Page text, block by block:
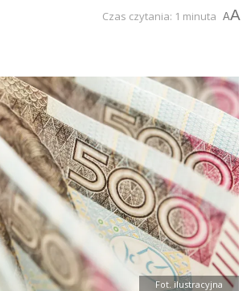
Czas czytania: 1 minuta AA
Fot. ilustracyjna